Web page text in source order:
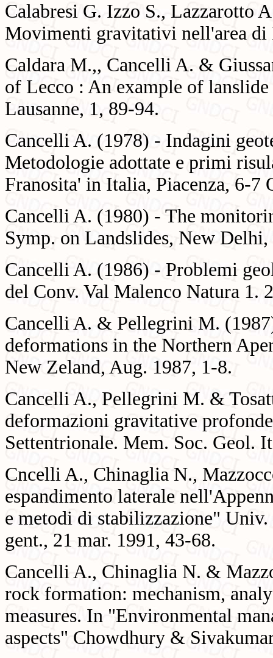
Calabresi G. Izzo S., Lazzarotto
Movimenti gravitativi nell'area di
Caldara M.,, Cancelli A. &
of Lecco : An example of
Lausanne, 1, 89-94.
Cancelli A. (1978) - Indagini
Metodologie adottate e primi
Franosita' in Italia, Piacenza, 6-
Cancelli A. (1980) - The
Symp. on Landslides, New
Cancelli A. (1986) - Problemi
del Conv. Val Malenco Natura 1.
Cancelli A. & Pellegrini M.
deformations in the Northern
New Zeland, Aug. 1987, 1-8.
Cancelli A., Pellegrini M. &
deformazioni gravitative
Settentrionale. Mem. Soc. Geol.
Cncelli A., Chinaglia N.,
espandimento laterale
e metodi di stabilizzazione"
gent., 21 mar. 1991, 43-68.
Cancelli A., Chinaglia N. &
rock formation: mechanism,
measures. In "Environmental
aspects" Chowdhury &